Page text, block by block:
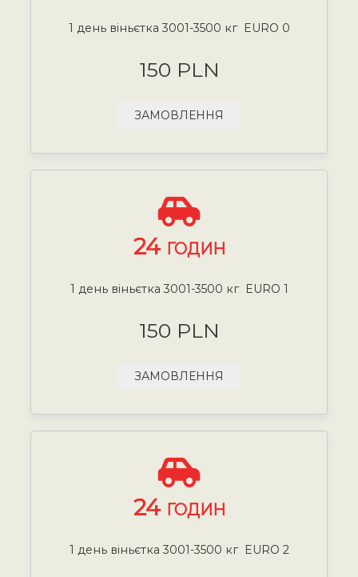
1 день віньєтка 3001-3500 кг EURO 0
150 PLN
ЗАМОВЛЕННЯ
24 ГОДИН
1 день віньєтка 3001-3500 кг EURO 1
150 PLN
ЗАМОВЛЕННЯ
24 ГОДИН
1 день віньєтка 3001-3500 кг EURO 2